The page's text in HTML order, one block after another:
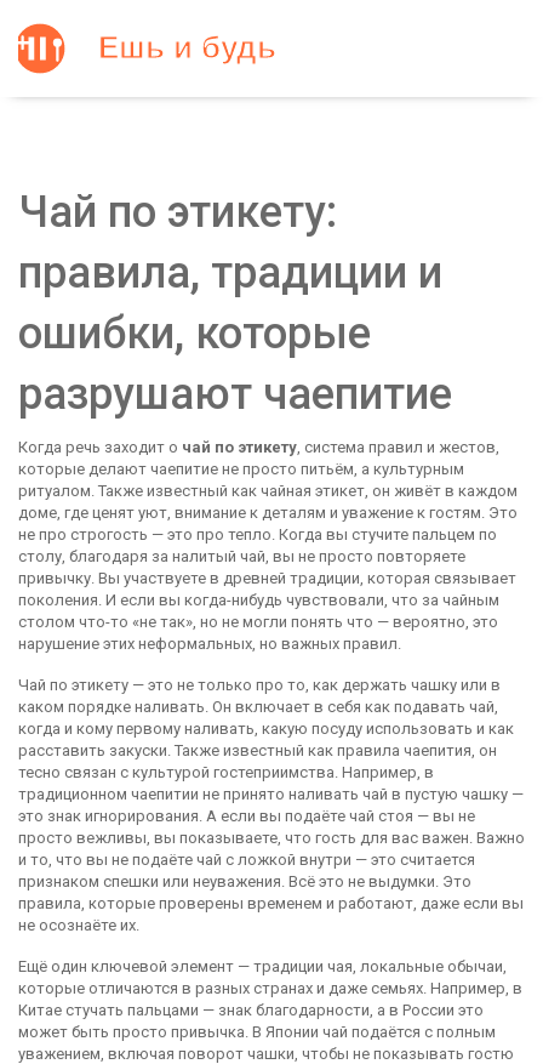
Чай по этикету:
правила, традиции и
ошибки, которые
разрушают чаепитие
Когда речь заходит о чай по этикету, система правил и жестов,
которые делают чаепитие не просто питьём, а культурным
ритуалом. Также известный как чайная этикет, он живёт в каждом
доме, где ценят уют, внимание к деталям и уважение к гостям. Это
не про строгость — это про тепло. Когда вы стучите пальцем по
столу, благодаря за налитый чай, вы не просто повторяете
привычку. Вы участвуете в древней традиции, которая связывает
поколения. И если вы когда-нибудь чувствовали, что за чайным
столом что-то «не так», но не могли понять что — вероятно, это
нарушение этих неформальных, но важных правил.
Чай по этикету — это не только про то, как держать чашку или в
каком порядке наливать. Он включает в себя как подавать чай,
когда и кому первому наливать, какую посуду использовать и как
расставить закуски. Также известный как правила чаепития, он
тесно связан с культурой гостеприимства. Например, в
традиционном чаепитии не принято наливать чай в пустую чашку —
это знак игнорирования. А если вы подаёте чай стоя — вы не
просто вежливы, вы показываете, что гость для вас важен. Важно
и то, что вы не подаёте чай с ложкой внутри — это считается
признаком спешки или неуважения. Всё это не выдумки. Это
правила, которые проверены временем и работают, даже если вы
не осознаёте их.
Ещё один ключевой элемент — традиции чая, локальные обычаи,
которые отличаются в разных странах и даже семьях. Например, в
Китае стучать пальцами — знак благодарности, а в России это
может быть просто привычка. В Японии чай подаётся с полным
уважением, включая поворот чашки, чтобы не показывать гостю